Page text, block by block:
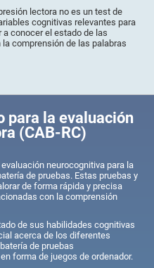
lectora no es un test de
cognitivas relevantes para
a conocer el estado de las
comprensión de las palabras
para la evaluación
(CAB-RC)
neurocognitiva para la
de pruebas. Estas pruebas y
de forma rápida y precisa
con la comprensión
de sus habilidades cognitivas
acerca de los diferentes
de pruebas
forma de juegos de ordenador.